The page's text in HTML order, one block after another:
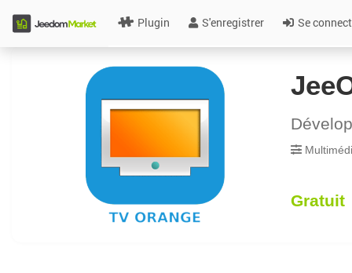
Plugin S'enregistrer Se
Gratuit